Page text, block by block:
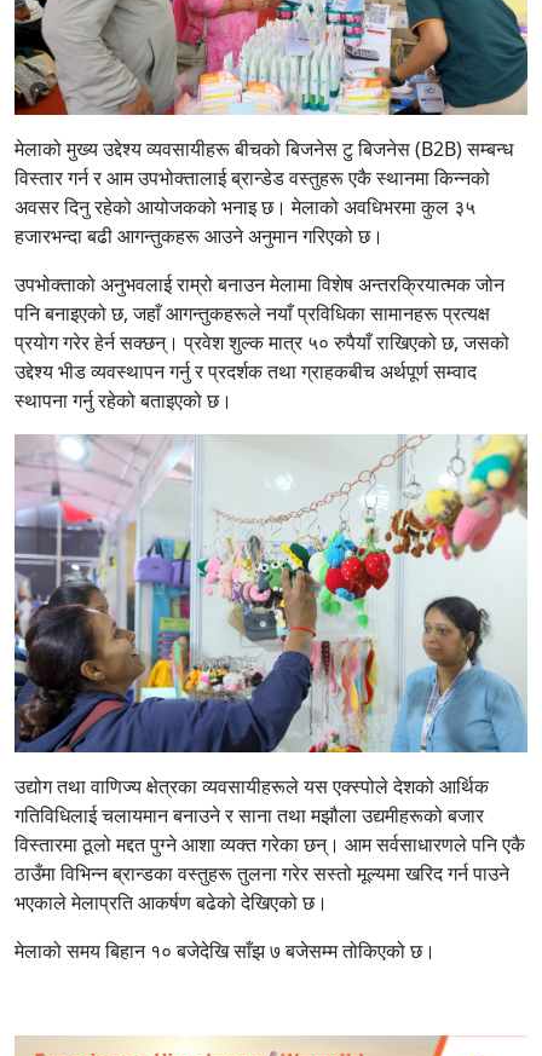
मेलाको मुख्य उद्देश्य व्यवसायीहरू बीचको बिजनेस टु बिजनेस (B2B) सम्बन्ध
विस्तार गर्न र आम उपभोक्तालाई ब्रान्डेड वस्तुहरू एकै स्थानमा किन्नको
अवसर दिनु रहेको आयोजकको भनाइ छ। मेलाको अवधिभरमा कुल ३५
हजारभन्दा बढी आगन्तुकहरू आउने अनुमान गरिएको छ।
उपभोक्ताको अनुभवलाई राम्रो बनाउन मेलामा विशेष अन्तरक्रियात्मक जोन
पनि बनाइएको छ, जहाँ आगन्तुकहरूले नयाँ प्रविधिका सामानहरू प्रत्यक्ष
प्रयोग गरेर हेर्न सक्छन्। प्रवेश शुल्क मात्र ५० रुपैयाँ राखिएको छ, जसको
उद्देश्य भीड व्यवस्थापन गर्नु र प्रदर्शक तथा ग्राहकबीच अर्थपूर्ण सम्वाद
स्थापना गर्नु रहेको बताइएको छ।
उद्योग तथा वाणिज्य क्षेत्रका व्यवसायीहरूले यस एक्स्पोले देशको आर्थिक
गतिविधिलाई चलायमान बनाउने र साना तथा मझौला उद्यमीहरूको बजार
विस्तारमा ठूलो मद्दत पुग्ने आशा व्यक्त गरेका छन्। आम सर्वसाधारणले पनि एकै
ठाउँमा विभिन्न ब्रान्डका वस्तुहरू तुलना गरेर सस्तो मूल्यमा खरिद गर्न पाउने
भएकाले मेलाप्रति आकर्षण बढेको देखिएको छ।
मेलाको समय बिहान १० बजेदेखि साँझ ७ बजेसम्म तोकिएको छ।